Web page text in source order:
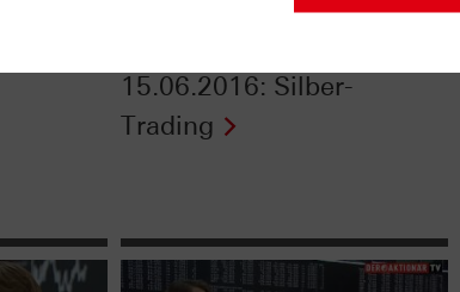
15.06.2016: Silber-
Trading